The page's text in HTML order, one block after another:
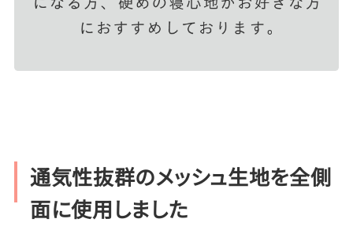
通気性抜群のメッシュ生地を全側
面に使用しました